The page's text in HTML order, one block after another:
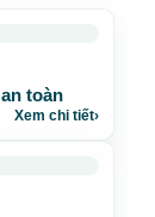
toàn
Xem chi tiết›